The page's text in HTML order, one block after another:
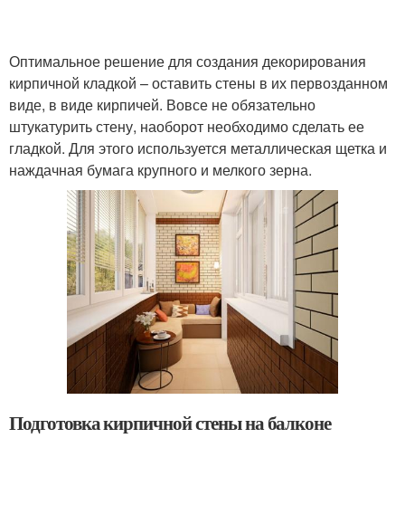
Оптимальное решение для создания декорирования
кирпичной кладкой – оставить стены в их первозданном
виде, в виде кирпичей. Вовсе не обязательно
штукатурить стену, наоборот необходимо сделать ее
гладкой. Для этого используется металлическая щетка и
наждачная бумага крупного и мелкого зерна.
Подготовка кирпичной стены на балконе